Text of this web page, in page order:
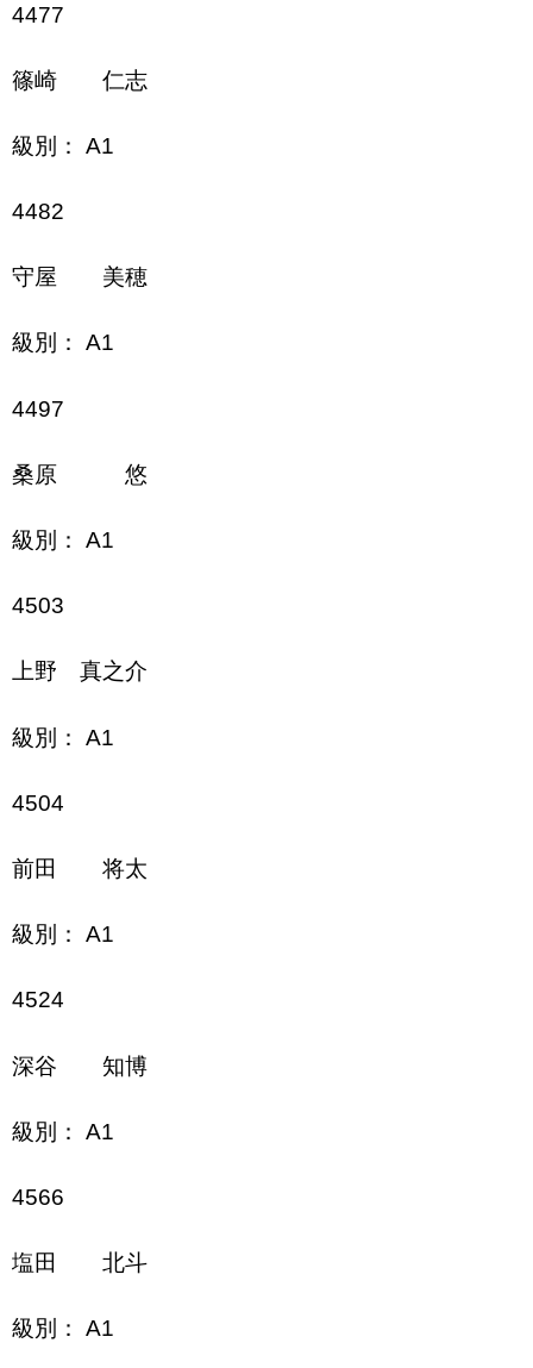
4477
篠崎 仁志
級別： A1
4482
守屋 美穂
級別： A1
4497
桑原 悠
級別： A1
4503
上野 真之介
級別： A1
4504
前田 将太
級別： A1
4524
深谷 知博
級別： A1
4566
塩田 北斗
級別： A1